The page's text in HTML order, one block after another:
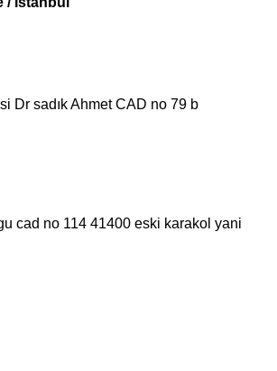
Dr sadık Ahmet CAD no 79 b
cad no 114 41400 eski karakol yani